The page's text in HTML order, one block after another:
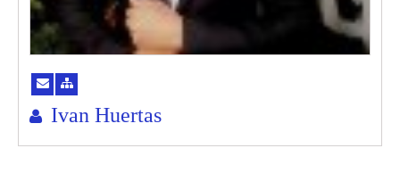
Ivan Huertas